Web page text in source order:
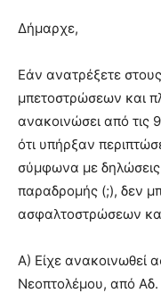
pornhun
porn
Δήμαρχε,
Εάν ανατρέξετε
μπετοστρώσεων και
ανακοινώσει από τις
ότι υπήρξαν
σύμφωνα με δηλώσεις
παραδρομής (;), δεν
ασφαλτοστρώσεων
Α) Είχε ανακοινωθεί
Νεοπτολέμου, από